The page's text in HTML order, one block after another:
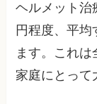
ヘルメット治
円程度、平
ます。これ
家庭にとって